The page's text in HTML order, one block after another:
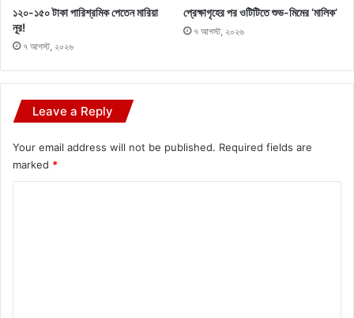
১২০-১৫০ টাকা পারিশ্রমিক পেতেন মারিয়া
নূর!
৭ আগস্ট, ২০২৬
প্রেক্ষাগৃহের পর ওটিটিতে শুভ-মিমের ‘মালিক’
৭ আগস্ট, ২০২৬
Leave a Reply
Your email address will not be published. Required fields are
marked *